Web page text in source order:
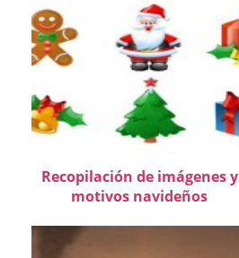
Recopilación de imágenes y
motivos navideños